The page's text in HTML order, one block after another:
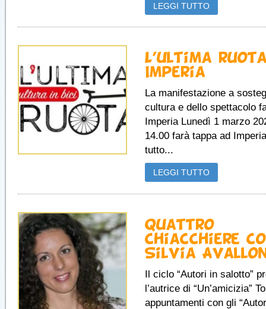
LEGGI TUTTO
L’ultima
Imperia
La manifestazione a
cultura e dello spettacolo
Imperia Lunedì 1 marzo
14.00 farà tappa ad
tutto...
LEGGI TUTTO
Quattro
chiacchiere
Silvia
Il ciclo “Autori in salotto”
l’autrice di “Un’amicizia”
appuntamenti con gli